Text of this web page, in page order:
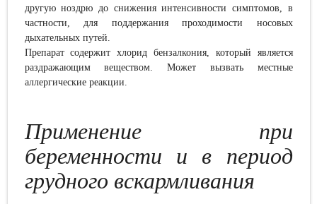
другую ноздрю до снижения интенсивности симптомов, в
частности, для поддержания проходимости носовых
дыхательных путей.
Препарат содержит хлорид бензалкония, который является
раздражающим веществом. Может вызвать местные
аллергические реакции.
Применение при
беременности и в период
грудного вскармливания